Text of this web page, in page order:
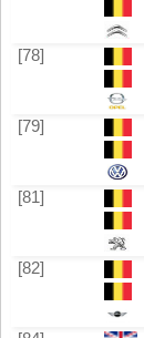
[78]
[79]
[81]
[82]